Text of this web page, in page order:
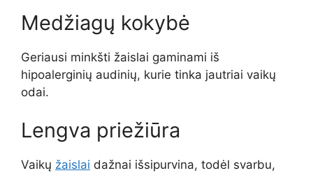
Medžiagų kokybė
Geriausi minkšti žaislai gaminami iš
hipoalerginių audinių, kurie tinka jautriai vaikų
odai.
Lengva priežiūra
Vaikų žaislai dažnai išsipurvina, todėl svarbu,